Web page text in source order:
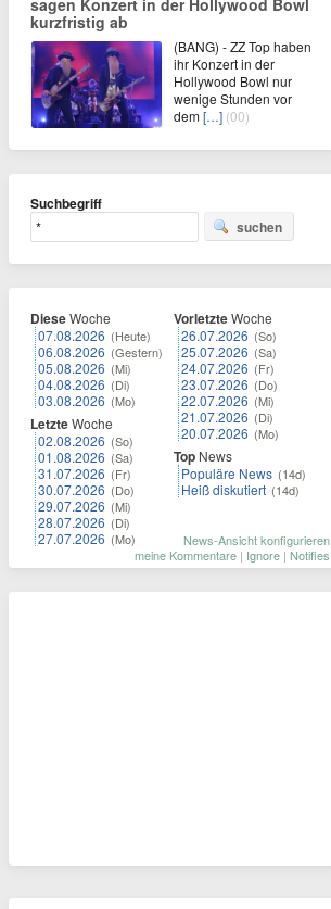
kurzfristig ab
(BANG) - ZZ Top haben
ihr Konzert in der
Hollywood Bowl nur
wenige Stunden vor
dem[…] (00)
Suchbegriff
suchen
DieseWoche
07.08.2026 (Heute)
06.08.2026 (Gestern)
05.08.2026 (Mi)
04.08.2026 (Di)
03.08.2026 (Mo)
LetzteWoche
02.08.2026 (So)
01.08.2026 (Sa)
31.07.2026 (Fr)
30.07.2026 (Do)
29.07.2026 (Mi)
28.07.2026 (Di)
27.07.2026 (Mo)
VorletzteWoche
26.07.2026 (So)
25.07.2026 (Sa)
24.07.2026 (Fr)
23.07.2026 (Do)
22.07.2026 (Mi)
21.07.2026 (Di)
20.07.2026 (Mo)
Top News
Populäre News (14d)
Heiß diskutiert (14d)
News-Ansicht konfigurieren
meine Kommentare | Ignore | Notifies